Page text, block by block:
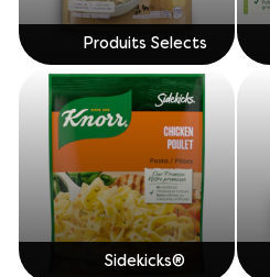
Produits Selects
Sidekicks®